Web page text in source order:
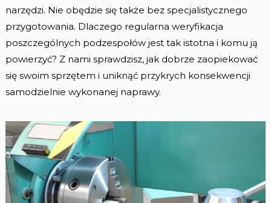
narzędzi. Nie obędzie się także bez specjalistycznego
przygotowania. Dlaczego regularna weryfikacja
poszczególnych podzespołów jest tak istotna i komu ją
powierzyć? Z nami sprawdzisz, jak dobrze zaopiekować
się swoim sprzętem i uniknąć przykrych konsekwencji
samodzielnie wykonanej naprawy.